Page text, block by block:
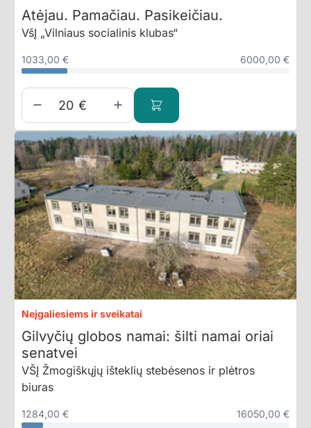
Atėjau. Pamačiau. Pasikeičiau.
VšĮ „Vilniaus socialinis klubas“
1033,00 € 6000,00 €
€
Neįgaliesiems ir sveikatai
Gilvyčių globos namai: šilti namai oriai
senatvei
VŠĮ Žmogiškųjų išteklių stebėsenos ir plėtros
biuras
1284,00 € 16050,00 €